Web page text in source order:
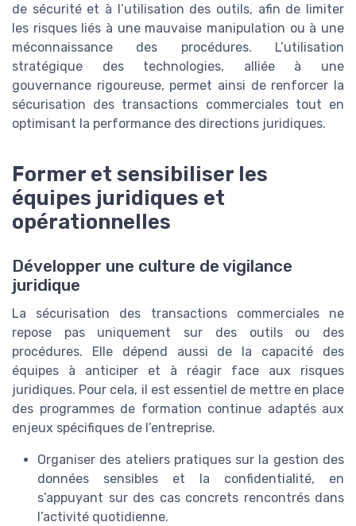
de sécurité et à l’utilisation des outils, afin de limiter
les risques liés à une mauvaise manipulation ou à une
méconnaissance des procédures. L’utilisation
stratégique des technologies, alliée à une
gouvernance rigoureuse, permet ainsi de renforcer la
sécurisation des transactions commerciales tout en
optimisant la performance des directions juridiques.
Former et sensibiliser les
équipes juridiques et
opérationnelles
Développer une culture de vigilance
juridique
La sécurisation des transactions commerciales ne
repose pas uniquement sur des outils ou des
procédures. Elle dépend aussi de la capacité des
équipes à anticiper et à réagir face aux risques
juridiques. Pour cela, il est essentiel de mettre en place
des programmes de formation continue adaptés aux
enjeux spécifiques de l’entreprise.
Organiser des ateliers pratiques sur la gestion des
données sensibles et la confidentialité, en
s’appuyant sur des cas concrets rencontrés dans
l’activité quotidienne.